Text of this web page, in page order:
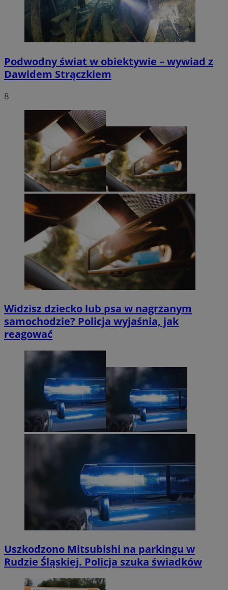
Podwodny świat w obiektywie – wywiad z
Dawidem Strączkiem
8
Widzisz dziecko lub psa w nagrzanym
samochodzie? Policja wyjaśnia, jak
reagować
Uszkodzono Mitsubishi na parkingu w
Rudzie Śląskiej. Policja szuka świadków